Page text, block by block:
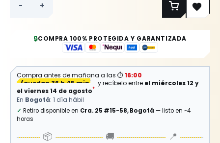
- +
🔒COMPRA 100% PROTEGIDA Y GARANTIZADA
Compra antes de mañana a las ⏱ 16:00
(quedan 36 h 45 min) y recíbelo entre el miércoles 12 y
el viernes 14 de agosto*
En Bogotá: 1 día hábil
✓ Retiro disponible en Cra. 25 #15-58, Bogotá — listo en ~4
horas
📦 🚚 📍